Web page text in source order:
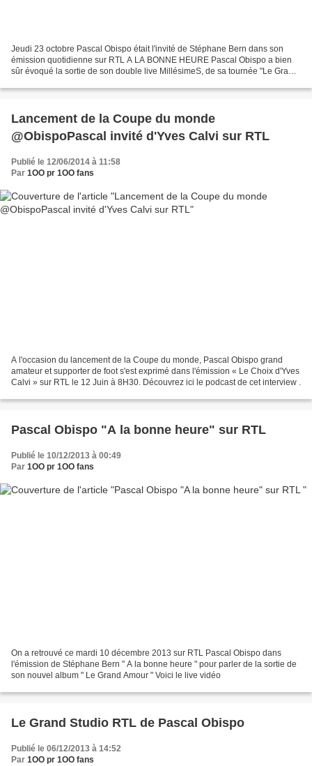
Jeudi 23 octobre Pascal Obispo était l'invité de Stéphane Bern dans son
émission quotidienne sur RTL A LA BONNE HEURE Pascal Obispo a bien
sûr évoqué la sortie de son double live MillésimeS, de sa tournée "Le Grand
Lancement de la Coupe du monde
@ObispoPascal invité d'Yves Calvi sur RTL
Publié le 12/06/2014 à 11:58
Par 1OO pr 1OO fans
A l'occasion du lancement de la Coupe du monde, Pascal Obispo grand
amateur et supporter de foot s'est exprimé dans l'émission « Le Choix d'Yves
Calvi » sur RTL le 12 Juin à 8H30. Découvrez ici le podcast de cet interview .
Pascal Obispo "A la bonne heure" sur RTL
Publié le 10/12/2013 à 00:49
Par 1OO pr 1OO fans
On a retrouvé ce mardi 10 décembre 2013 sur RTL Pascal Obispo dans
l'émission de Stéphane Bern " A la bonne heure " pour parler de la sortie de
son nouvel album " Le Grand Amour " Voici le live vidéo
Le Grand Studio RTL de Pascal Obispo
Publié le 06/12/2013 à 14:52
Par 1OO pr 1OO fans